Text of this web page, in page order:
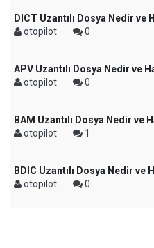
DICT Uzantılı Dosya Nedir ve
otopilot
0
APV Uzantılı Dosya Nedir ve
otopilot
0
BAM Uzantılı Dosya Nedir ve
otopilot
1
BDIC Uzantılı Dosya Nedir ve
otopilot
0